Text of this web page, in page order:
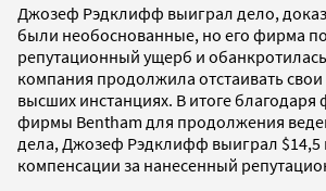
Джозеф Рэдклифф выиграл дело,
были необоснованные, но его фирма
репутационный ущерб и
компания продолжила отстаивать
высших инстанциях. В итоге
фирмы Bentham для продолжения
дела, Джозеф Рэдклифф выиграл $14,5
компенсации за нанесенный